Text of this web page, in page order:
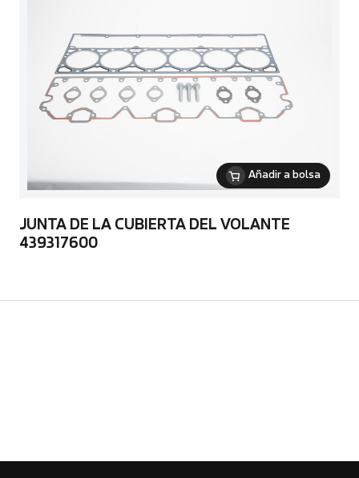
Añadir a bolsa
JUNTA DE LA CUBIERTA DEL VOLANTE
439317600